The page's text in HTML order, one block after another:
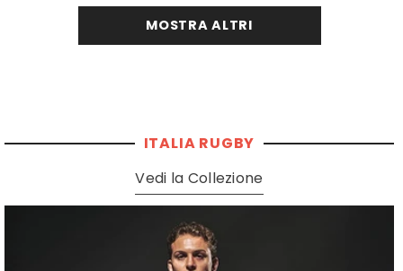
MOSTRA ALTRI
ITALIA RUGBY
Vedi la Collezione